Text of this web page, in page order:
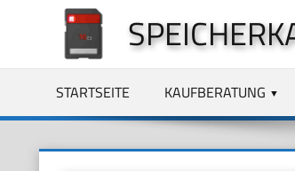
springen
STARTSEITE KAUFBERATUNG